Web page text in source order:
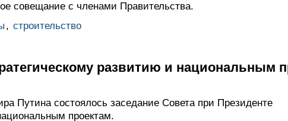
совещание с членами Правительства.
, строительство
развитию и национальным
Путина состоялось заседание Совета при Президенте
проектам.